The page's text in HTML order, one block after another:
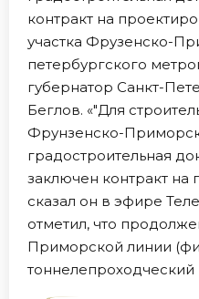
контракт на
участка Фрузенско-
петербургского
губернатор Санкт-
Беглов. «"Для
Фрунзенско-
градостроительная
заключен контракт на
сказал он в эфире
отметил, что
Приморской линии